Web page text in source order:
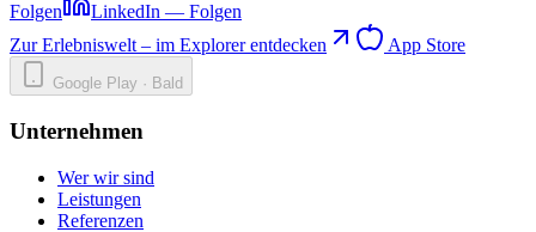
Folgen
LinkedIn — Folgen
Zur Erlebniswelt – im Explorer entdecken
App Store
Google Play · Bald
Unternehmen
Wer wir sind
Leistungen
Referenzen